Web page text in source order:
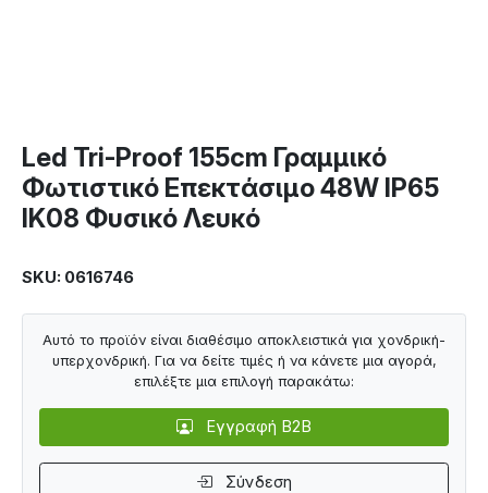
Led Tri-Proof 155cm Γραμμικό
Φωτιστικό Επεκτάσιμο 48W IP65
IK08 Φυσικό Λευκό
SKU: 0616746
Αυτό το προϊόν είναι διαθέσιμο αποκλειστικά για χονδρική-
υπερχονδρική. Για να δείτε τιμές ή να κάνετε μια αγορά,
επιλέξτε μια επιλογή παρακάτω:
Εγγραφή B2B
Σύνδεση